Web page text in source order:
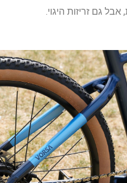
גם זריזות היגוי.